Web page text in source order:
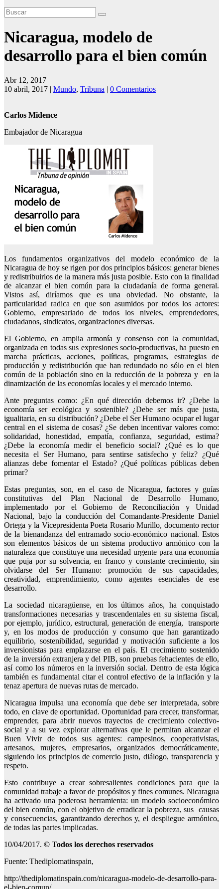
Nicaragua, modelo de
desarrollo para el bien común
Abr 12, 2017
10 abril, 2017 | Mundo, Tribuna | 0 Comentarios
Carlos Midence
Embajador de Nicaragua
Los fundamentos organizativos del modelo económico de la
Nicaragua de hoy se rigen por dos principios básicos: generar bienes
y redistribuirlos de la manera más justa posible. Esto con la finalidad
de alcanzar el bien común para la ciudadanía de forma general.
Vistos así, diríamos que es una obviedad. No obstante, la
particularidad radica en que son asumidos por todos los actores:
Gobierno, empresariado de todos los niveles, emprendedores,
ciudadanos, sindicatos, organizaciones diversas.
El Gobierno, en amplia armonía y consenso con la comunidad,
organizada en todas sus expresiones socio-productivas, ha puesto en
marcha prácticas, acciones, políticas, programas, estrategias de
producción y redistribución que han redundado no sólo en el bien
común de la población sino en la reducción de la pobreza y en la
dinamización de las economías locales y el mercado interno.
Ante preguntas como: ¿En qué dirección debemos ir? ¿Debe la
economía ser ecológica y sostenible? ¿Debe ser más que justa,
igualitaria, en su distribución? ¿Debe el Ser Humano ocupar el lugar
central en el sistema de cosas? ¿Se deben incentivar valores como:
solidaridad, honestidad, empatía, confianza, seguridad, estima?
¿Debe la economía medir el beneficio social? ¿Qué es lo que
necesita el Ser Humano, para sentirse satisfecho y feliz? ¿Qué
alianzas debe fomentar el Estado? ¿Qué políticas públicas deben
primar?
Estas preguntas, son, en el caso de Nicaragua, factores y guías
constitutivas del Plan Nacional de Desarrollo Humano,
implementado por el Gobierno de Reconciliación y Unidad
Nacional, bajo la conducción del Comandante-Presidente Daniel
Ortega y la Vicepresidenta Poeta Rosario Murillo, documento rector
de la bienandanza del entramado socio-económico nacional. Estos
son elementos básicos de un sistema productivo armónico con la
naturaleza que constituye una necesidad urgente para una economía
que puja por su solvencia, en franco y constante crecimiento, sin
olvidarse del Ser Humano: promoción de sus capacidades,
creatividad, emprendimiento, como agentes esenciales de ese
desarrollo.
La sociedad nicaragüense, en los últimos años, ha conquistado
transformaciones necesarias y trascendentales en su sistema fiscal,
por ejemplo, jurídico, estructural, generación de energía, transporte
y, en los modos de producción y consumo que han garantizado
equilibrio, sostenibilidad, seguridad y motivación suficiente a los
inversionistas para emplazarse en el país. El crecimiento sostenido
de la inversión extranjera y del PIB, son pruebas fehacientes de ello,
así como los números en la inversión social. Dentro de esta lógica
también es fundamental citar el control efectivo de la inflación y la
tenaz apertura de nuevas rutas de mercado.
Nicaragua impulsa una economía que debe ser interpretada, sobre
todo, en clave de oportunidad. Oportunidad para crecer, transformar,
emprender, para abrir nuevos trayectos de crecimiento colectivo-
social y a su vez explorar alternativas que le permitan alcanzar el
Buen Vivir de todos sus agentes: campesinos, cooperativistas,
artesanos, mujeres, empresarios, organizados democráticamente,
siguiendo los principios de comercio justo, diálogo, transparencia y
respeto.
Esto contribuye a crear sobresalientes condiciones para que la
comunidad trabaje a favor de propósitos y fines comunes. Nicaragua
ha activado una poderosa herramienta: un modelo socioeconómico
del bien común, con el objetivo de erradicar la pobreza, sus causas
y consecuencias, garantizando derechos y, el despliegue armónico,
de todas las partes implicadas.
10/04/2017. © Todos los derechos reservados
Fuente: Thediplomatinspain,
http://thediplomatinspain.com/nicaragua-modelo-de-desarrollo-para-
el-bien-comun/